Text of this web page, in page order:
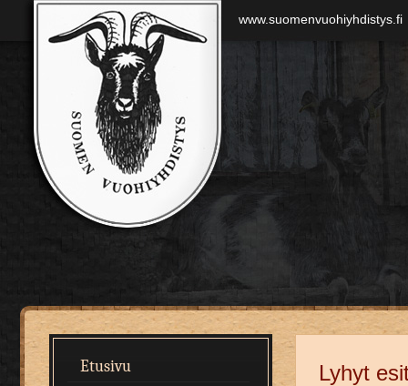
www.suomenvuohiyhdistys.fi
Etusivu
Lyhyt